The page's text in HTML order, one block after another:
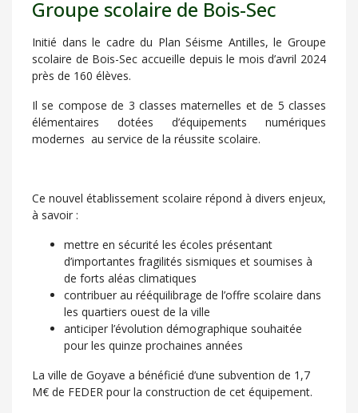
Groupe scolaire de Bois-Sec
Initié dans le cadre du Plan Séisme Antilles, le Groupe
scolaire de Bois-Sec accueille depuis le mois d’avril 2024
près de 160 élèves.
Il se compose de 3 classes maternelles et de 5 classes
élémentaires dotées d’équipements numériques
modernes au service de la réussite scolaire.
Ce nouvel établissement scolaire répond à divers enjeux,
à savoir :
mettre en sécurité les écoles présentant
d’importantes fragilités sismiques et soumises à
de forts aléas climatiques
contribuer au rééquilibrage de l’offre scolaire dans
les quartiers ouest de la ville
anticiper l’évolution démographique souhaitée
pour les quinze prochaines années
La ville de Goyave a bénéficié d’une subvention de 1,7
M€ de FEDER pour la construction de cet équipement.